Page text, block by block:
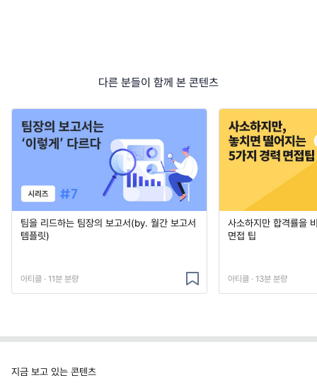
다른 분들이 함께 본 콘텐츠
팀을 리드하는 팀장의 보고서(by. 월간 보고서
템플릿)
아티클 · 11분 분량
사소하지만 합격률을
면접 팁
아티클 · 13분 분량
지금 보고 있는 콘텐츠